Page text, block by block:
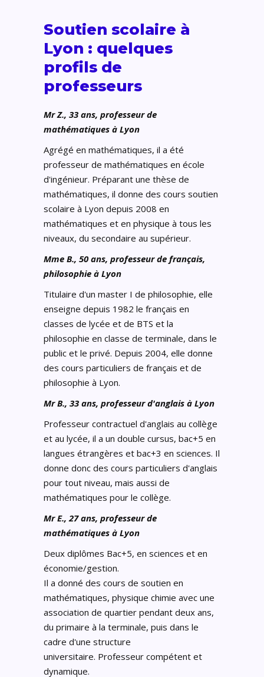
Soutien scolaire à
Lyon : quelques
profils de
professeurs
Mr Z., 33 ans, professeur de
mathématiques à Lyon
Agrégé en mathématiques, il a été
professeur de mathématiques en école
d'ingénieur. Préparant une thèse de
mathématiques, il donne des cours soutien
scolaire à Lyon depuis 2008 en
mathématiques et en physique à tous les
niveaux, du secondaire au supérieur.
Mme B., 50 ans, professeur de français,
philosophie à Lyon
Titulaire d'un master I de philosophie, elle
enseigne depuis 1982 le français en
classes de lycée et de BTS et la
philosophie en classe de terminale, dans le
public et le privé. Depuis 2004, elle donne
des cours particuliers de français et de
philosophie à Lyon.
Mr B., 33 ans, professeur d'anglais à Lyon
Professeur contractuel d'anglais au collège
et au lycée, il a un double cursus, bac+5 en
langues étrangères et bac+3 en sciences. Il
donne donc des cours particuliers d'anglais
pour tout niveau, mais aussi de
mathématiques pour le collège.
Mr E., 27 ans, professeur de
mathématiques à Lyon
Deux diplômes Bac+5, en sciences et en
économie/gestion.
Il a donné des cours de soutien en
mathématiques, physique chimie avec une
association de quartier pendant deux ans,
du primaire à la terminale, puis dans le
cadre d'une structure
universitaire. Professeur compétent et
dynamique.